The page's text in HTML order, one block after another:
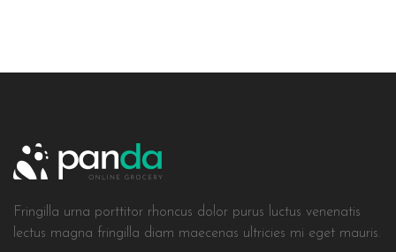
Fringilla urna porttitor rhoncus dolor purus luctus venenatis
lectus magna fringilla diam maecenas ultricies mi eget mauris.